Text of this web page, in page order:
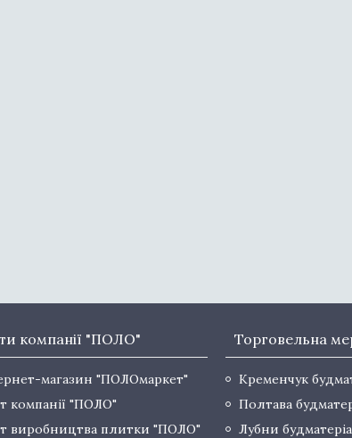
компанії "ПОЛО"
магазин "ПОЛОмаркет"
компанії "ПОЛО"
виробництва плитки "ПОЛО"
Торговельна
Кременчук
Полтава
Лубни